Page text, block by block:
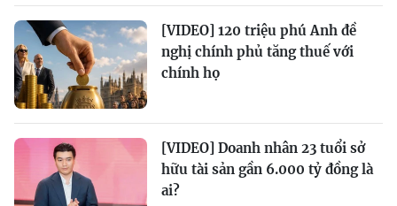
[VIDEO] 120 triệu phú Anh đề
nghị chính phủ tăng thuế với
chính họ
[VIDEO] Doanh nhân 23 tuổi sở
hữu tài sản gần 6.000 tỷ đồng là
ai?